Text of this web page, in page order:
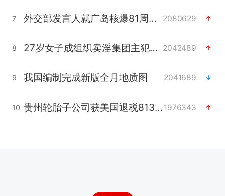
7 外交部发言人就广岛核爆81周年等答记者问 2080629
8 27岁女子成组织卖淫集团主犯被通缉 2042489
9 我国编制完成新版全月地质图 2041689
10 贵州轮胎子公司获美国退税8136万 1976343